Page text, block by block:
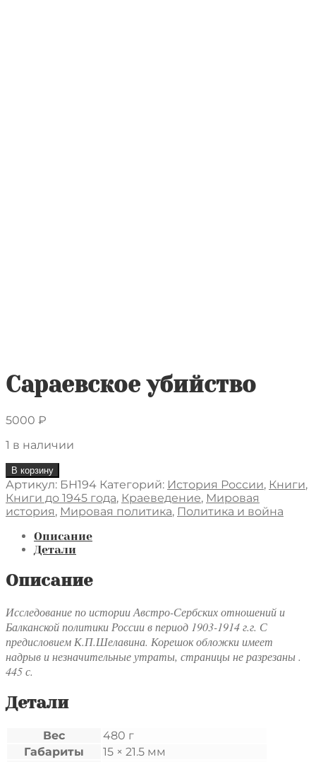
Сараевское убийство
5000 ₽
1 в наличии
Количество
товара
Сараевское
убийство
В корзину
Артикул: БН194 Категорий: История России, Книги,
Книги до 1945 года, Краеведение, Мировая
история, Мировая политика, Политика и война
Описание
Детали
Описание
Исследование по истории Австро-Сербских отношений и
Балканской политики России в период 1903-1914 г.г. С
предисловием К.П.Шелавина. Корешок обложки имеет
надрыв и незначительные утраты, страницы не разрезаны .
445 с.
Детали
Вес
480 г
Габариты
15 × 21.5 мм